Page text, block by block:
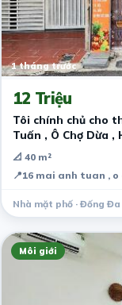
1 tháng trước
12 Triệu
Tôi chính chủ cho
Tuấn , Ô Chợ Dừa ,
📐 40 m²
📍16 mai anh tuan , o
Nhà mặt phố · Đống Đa
Môi giới